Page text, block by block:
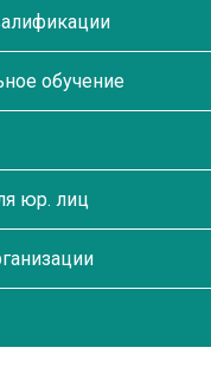
обучение
юр. лиц